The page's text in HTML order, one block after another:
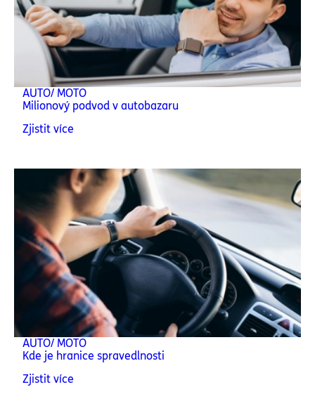
AUTO/ MOTO
Milionový podvod v autobazaru
Zjistit více
AUTO/ MOTO
Kde je hranice spravedlnosti
Zjistit více